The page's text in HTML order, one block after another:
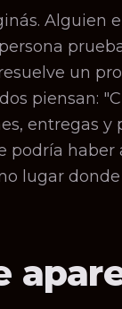
Alguien
un
piensan:
entregas y
podría
lugar donde